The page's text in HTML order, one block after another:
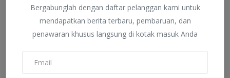
Bergabunglah dengan daftar pelanggan kami untuk
mendapatkan berita terbaru, pembaruan, dan
penawaran khusus langsung di kotak masuk Anda
Kisah-Kisah Inspiratif tentang Sabar dari
Analisa Terkini Agustus 7, 2024 0 595